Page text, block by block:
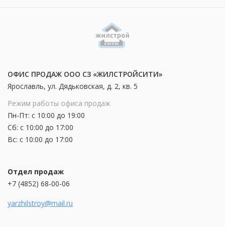
ОФИС ПРОДАЖ ООО СЗ «ЖИЛСТРОЙСИТИ»
Ярославль, ул. Дядьковская, д. 2, кв. 5
Режим работы офиса продаж
Пн-Пт: с 10:00 до 19:00
Сб: с 10:00 до 17:00
Вс: с 10:00 до 17:00
Отдел продаж
+7 (4852) 68-00-06
yarzhilstroy@mail.ru